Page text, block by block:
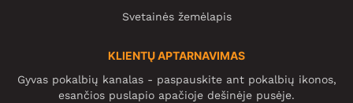
Svetainės žemėlapis
KLIENTŲ APTARNAVIMAS
Gyvas pokalbių kanalas - paspauskite ant pokalbių ikonos,
esančios puslapio apačioje dešinėje pusėje.